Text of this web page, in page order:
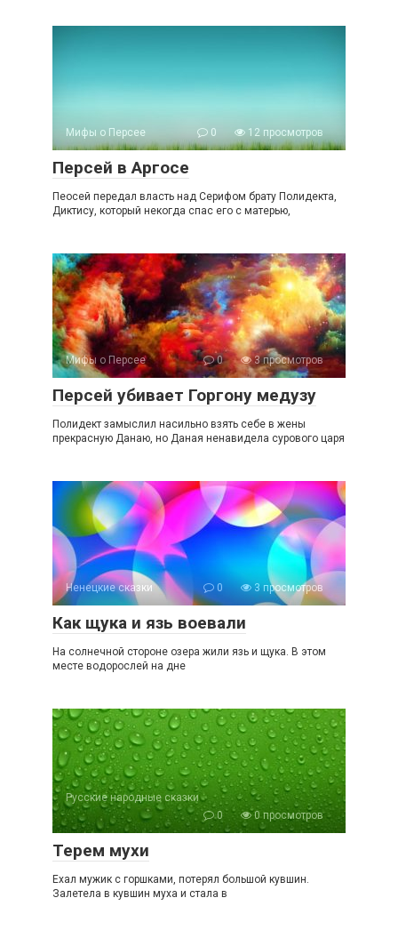
Мифы о Персее 0 12 просмотров
Персей в Аргосе
Пеосей передал власть над Серифом брату Полидекта,
Диктису, который некогда спас его с матерью,
Мифы о Персее 0 3 просмотров
Персей убивает Горгону медузу
Полидект замыслил насильно взять себе в жены
прекрасную Данаю, но Даная ненавидела сурового царя
Ненецкие сказки 0 3 просмотров
Как щука и язь воевали
На солнечной стороне озера жили язь и щука. В этом
месте водорослей на дне
Русские народные сказки
0
0 просмотров
Терем мухи
Ехал мужик с горшками, потерял большой кувшин.
Залетела в кувшин муха и стала в